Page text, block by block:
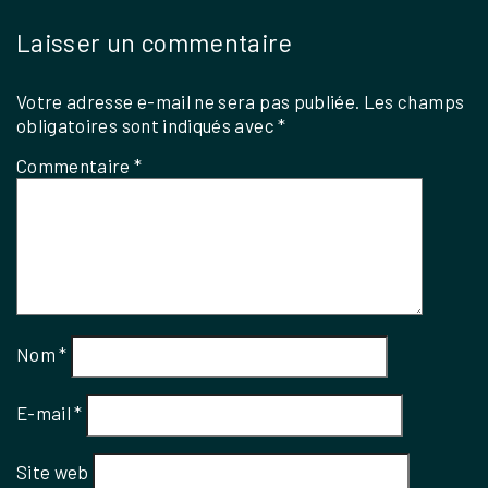
Laisser un commentaire
Votre adresse e-mail ne sera pas publiée. Les champs
obligatoires sont indiqués avec*
Commentaire*
Nom*
E-mail*
Site web